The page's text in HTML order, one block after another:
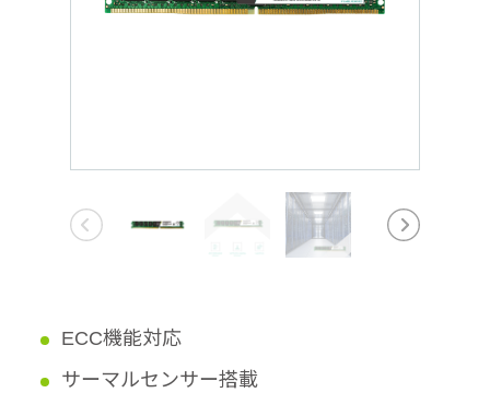
ECC機能対応
サーマルセンサー搭載